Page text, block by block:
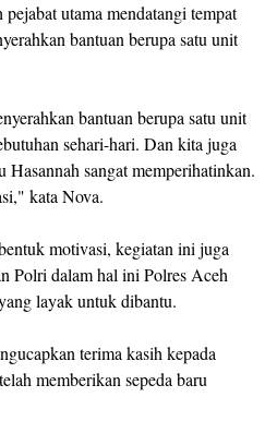
utama mendatangi tempat
bantuan berupa satu unit
bantuan berupa satu unit
sehari-hari. Dan kita juga
sangat memperihatinkan.
kata Nova.
motivasi, kegiatan ini juga
Polri dalam hal ini Polres Aceh
layak untuk dibantu.
terima kasih kepada
memberikan sepeda baru